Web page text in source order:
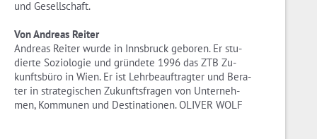
und Ge­sell­schaft.
Von An­dre­as Rei­ter
An­dre­as Rei­ter wurde in Inns­bruck ge­bo­ren. Er stu­
dier­te So­zio­lo­gie und grün­de­te 1996 das ZTB Zu­
kunfts­bü­ro in Wien. Er ist Lehr­be­auf­trag­ter und Be­ra­
ter in stra­te­gi­schen Zu­kunfts­fra­gen von Un­ter­neh­
men, Kom­mu­nen und De­sti­na­tio­nen. OLI­VER WOLF